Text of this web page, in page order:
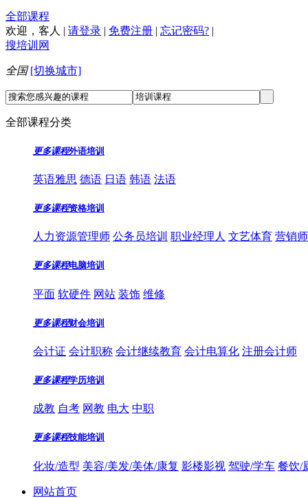
全部课程
欢迎， 客人 | 请登录 | 免费注册 | 忘记密码? |
搜培训网
全国 [切换城市]
全部课程分类
更多课程外语培训
英语雅思 德语 日语 韩语 法语
更多课程资格培训
人力资源管理师 公务员培训 职业经理人 文艺体育 营销
更多课程电脑培训
平面 软硬件 网站 装饰 维修
更多课程财会培训
会计证 会计职称 会计继续教育 会计电算化 注册会计师
更多课程学历培训
成教 自考 网教 电大 中职
更多课程技能培训
化妆/造型 美容/美发/美体/康复 影楼影视 驾驶/学车 餐饮/
网站首页